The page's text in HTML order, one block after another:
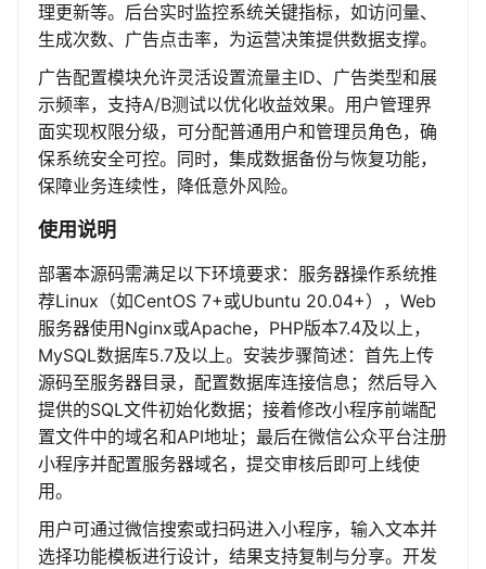
理更新等。后台实时监控系统关键指标，如访问量、
生成次数、广告点击率，为运营决策提供数据支撑。
广告配置模块允许灵活设置流量主ID、广告类型和展
示频率，支持A/B测试以优化收益效果。用户管理界
面实现权限分级，可分配普通用户和管理员角色，确
保系统安全可控。同时，集成数据备份与恢复功能，
保障业务连续性，降低意外风险。
使用说明
部署本源码需满足以下环境要求：服务器操作系统推
荐Linux（如CentOS 7+或Ubuntu 20.04+），Web
服务器使用Nginx或Apache，PHP版本7.4及以上，
MySQL数据库5.7及以上。安装步骤简述：首先上传
源码至服务器目录，配置数据库连接信息；然后导入
提供的SQL文件初始化数据；接着修改小程序前端配
置文件中的域名和API地址；最后在微信公众平台注册
小程序并配置服务器域名，提交审核后即可上线使
用。
用户可通过微信搜索或扫码进入小程序，输入文本并
选择功能模板进行设计，结果支持复制与分享。开发